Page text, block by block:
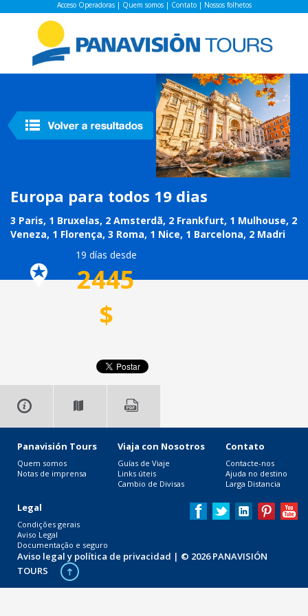
Acceso Operadoras| Quem somos| Contato| Nossos folhetos
Europa para todos 19 dias
3 Paris, 1 Bruxelas, 2 Amsterdã, 2 Frankfurt, 1 Mulhouse, 2
Veneza, 1 Florença, 3 Roma, 1 Nice, 1 Barcelona, 2 Madri
19 días desde
2445
$
Panavisión Tours
Quem somos
Notas de imprensa
Viaja con Nosotros
Guías de Viaje
Links úteis
Cambio de Divisas
Contato
Contacte-nos
Ajuda no destino
Larga Distancia
Legal
Condições gerais
Aviso Legal
Documentação e seguro
Aviso legal y política de privacidad | © 2026 PANAVISIÓN
TOURS